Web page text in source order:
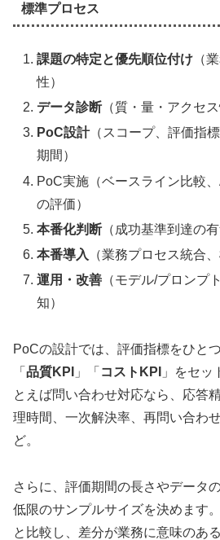
標準プロセス
課題の特定と優先順位付け （
性）
データ診断 （質・量・アクセ
PoC設計（スコープ、評価指
期間）
PoC実施（ベースライン比較
の評価）
本番化判断 （成功基準到達の
本番導入
（業務プロセス統合
運用・改善 （モデル/プロンプ
知）
PoCの設計では、評価指標をひと
「 品質KPI 」「 コストKPI
」をセッ
とえば問い合わせ対応なら、応答
理時間、一次解決率、再問い合わ
ど。
さらに、評価期間の長さやデータ
低限のサンプルサイズを決めます
と比較し、差分が業務に意味のあ